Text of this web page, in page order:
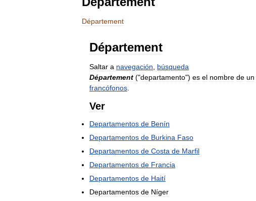
Département
Département
Saltar a navegación
búsqueda
Département ("departamento") es el nombre de un
francófonos
Ver
Departamentos de Benín
Departamentos de Burkina Faso
Departamentos de Costa de Marfil
Departamentos de Francia
Departamentos de Haití
Departamentos de Níger